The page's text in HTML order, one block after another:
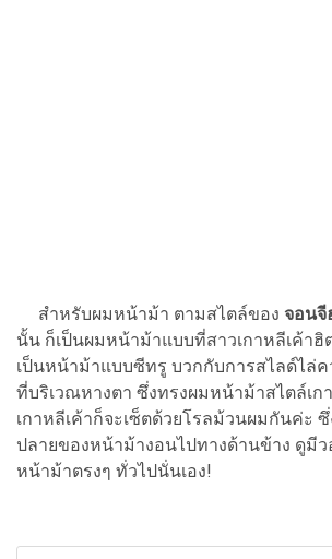
สำหรับผมหน้าม้า ตามสไตล์ของ จอนจี
นั้น ก็เป็นผมหน้าม้าแบบที่สาวเกาหลีเค้าฮิ
เป็นหน้าม้าแบบซีทรู บวกกับการสไลด์ไล่ค
ที่บริเวณหางตา ซึ่งทรงผมหน้าม้าสไตล์เก
เกาหลีเค้าก็จะเซ็ตด้วยโรลม้วนผมกันค่ะ
ปลายของหน้าม้างอนไปทางด้านข้าง ดูมี
หน้าม้าตรงๆ ทั่วไปนั่นเอง!